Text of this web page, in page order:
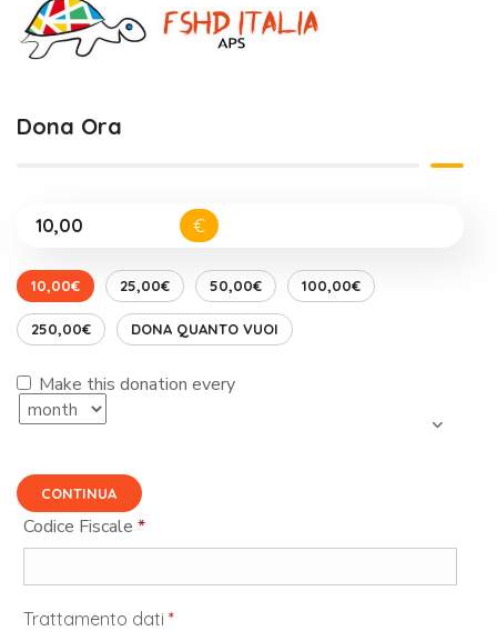
Dona Ora
€
10,00€ 25,00€ 50,00€ 100,00€
250,00€ DONA QUANTO VUOI
Make this donation every
CONTINUA
Codice Fiscale*
Trattamento dati*